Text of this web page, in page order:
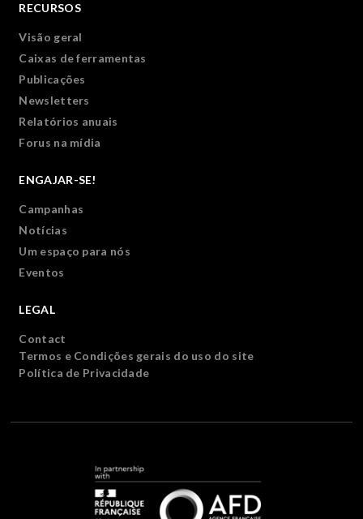
RECURSOS
Visão geral
Caixas de ferramentas
Publicações
Newsletters
Relatórios anuais
Forus na mídia
ENGAJAR-SE!
Campanhas
Notícias
Um espaço para nós
Eventos
LEGAL
Contact
Termos e Condições gerais do uso do site
Política de Privacidade